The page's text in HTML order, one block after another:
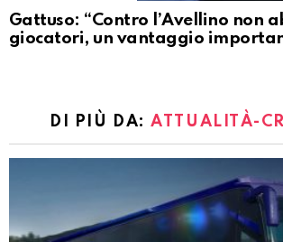
Gattuso: “Contro l’Avellino non
giocatori, un vantaggio
DI PIÙ DA:ATTUALITÀ-